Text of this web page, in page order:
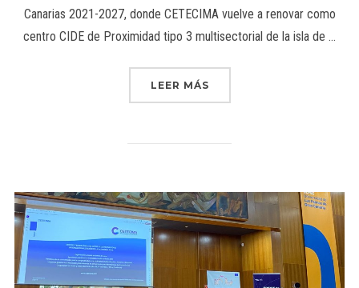
Canarias 2021-2027, donde CETECIMA vuelve a renovar como
centro CIDE de Proximidad tipo 3 multisectorial de la isla de …
LEER MÁS